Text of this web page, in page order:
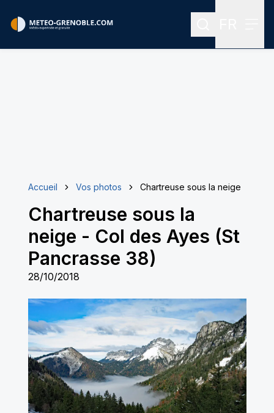
Rechercher
Accueil Vos photos Chartreuse sous la neige
Chartreuse sous la
neige - Col des Ayes (St
Pancrasse 38)
28/10/2018